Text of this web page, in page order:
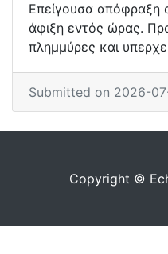
Επείγουσα απόφραξη
άφιξη εντός ώρας.
πλημμύρες και
Submitted on 2026-
Copyright ©